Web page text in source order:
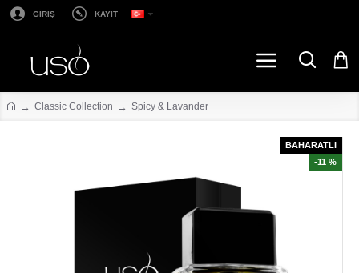
GİRİŞ KAYIT
Classic Collection Spicy & Lavander
BAHARATLI
-11 %